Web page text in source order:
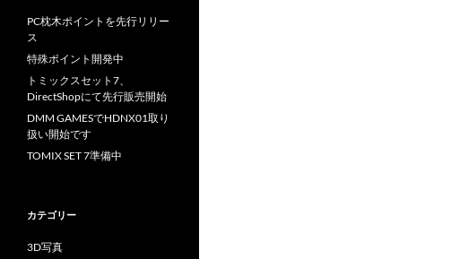
PC枕木ポイントを先行リリー
ス
特殊ポイント開発中
トミックスセット7、
DirectShopにて先行販売開始
DMM GAMESでHDNX01取り
扱い開始です
TOMIX SET 7準備中
カテゴリー
3D写真